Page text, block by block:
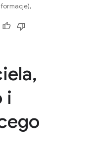
,
i